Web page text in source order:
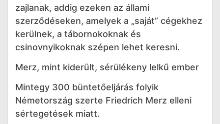
zajlanak, addig ezeken az állami
szerződéseken, amelyek a „saját” cégekhez
kerülnek, a tábornokoknak és
csinovnyikoknak szépen lehet keresni.
Merz, mint kiderült, sérülékeny lelkű ember
Mintegy 300 büntetőeljárás folyik
Németország szerte Friedrich Merz elleni
sértegetések miatt.